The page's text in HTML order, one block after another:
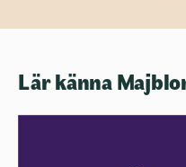
Lär känna